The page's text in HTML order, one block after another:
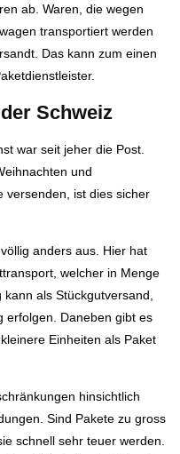
ab. Waren, die wegen
transportiert werden
Das kann zum einen
Schweiz
war seit jeher die Post.
und
versenden, ist dies sicher
anders aus. Hier hat
welcher in Menge
als Stückgutversand,
erfolgen. Daneben gibt es
Einheiten als Paket
hinsichtlich
Sind Pakete zu gross
schnell sehr teuer werden.